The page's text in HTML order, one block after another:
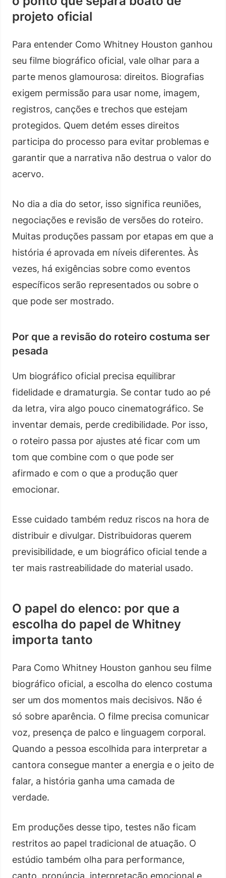
projeto oficial
Para entender Como Whitney Houston ganhou
seu filme biográfico oficial, vale olhar para a
parte menos glamourosa: direitos. Biografias
exigem permissão para usar nome, imagem,
registros, canções e trechos que estejam
protegidos. Quem detém esses direitos
participa do processo para evitar problemas e
garantir que a narrativa não destrua o valor do
acervo.
No dia a dia do setor, isso significa reuniões,
negociações e revisão de versões do roteiro.
Muitas produções passam por etapas em que a
história é aprovada em níveis diferentes. Às
vezes, há exigências sobre como eventos
específicos serão representados ou sobre o
que pode ser mostrado.
Por que a revisão do roteiro costuma ser
pesada
Um biográfico oficial precisa equilibrar
fidelidade e dramaturgia. Se contar tudo ao pé
da letra, vira algo pouco cinematográfico. Se
inventar demais, perde credibilidade. Por isso,
o roteiro passa por ajustes até ficar com um
tom que combine com o que pode ser
afirmado e com o que a produção quer
emocionar.
Esse cuidado também reduz riscos na hora de
distribuir e divulgar. Distribuidoras querem
previsibilidade, e um biográfico oficial tende a
ter mais rastreabilidade do material usado.
O papel do elenco: por que a
escolha do papel de Whitney
importa tanto
Para Como Whitney Houston ganhou seu filme
biográfico oficial, a escolha do elenco costuma
ser um dos momentos mais decisivos. Não é
só sobre aparência. O filme precisa comunicar
voz, presença de palco e linguagem corporal.
Quando a pessoa escolhida para interpretar a
cantora consegue manter a energia e o jeito de
falar, a história ganha uma camada de
verdade.
Em produções desse tipo, testes não ficam
restritos ao papel tradicional de atuação. O
estúdio também olha para performance,
canto, pronúncia, interpretação emocional e